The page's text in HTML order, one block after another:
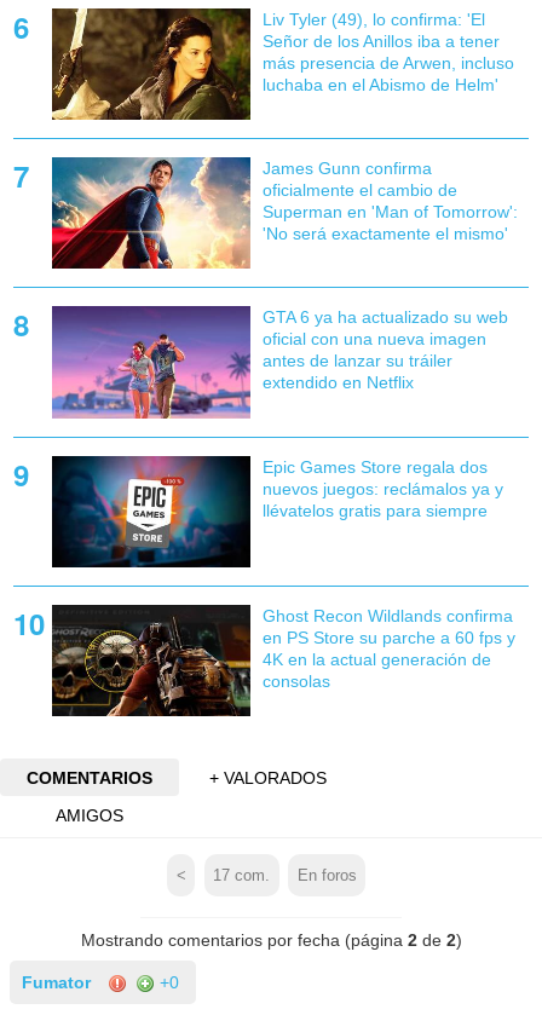
Liv Tyler (49), lo confirma: 'El
Señor de los Anillos iba a tener
más presencia de Arwen, incluso
luchaba en el Abismo de Helm'
James Gunn confirma
oficialmente el cambio de
Superman en 'Man of Tomorrow':
'No será exactamente el mismo'
GTA 6 ya ha actualizado su web
oficial con una nueva imagen
antes de lanzar su tráiler
extendido en Netflix
Epic Games Store regala dos
nuevos juegos: reclámalos ya y
llévatelos gratis para siempre
Ghost Recon Wildlands confirma
en PS Store su parche a 60 fps y
4K en la actual generación de
consolas
COMENTARIOS
+ VALORADOS
AMIGOS
< 17 com. En foros
Mostrando comentarios por fecha (página 2de 2)
Fumator +0